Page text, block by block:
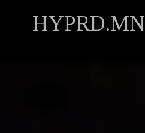
HYPRD.MN